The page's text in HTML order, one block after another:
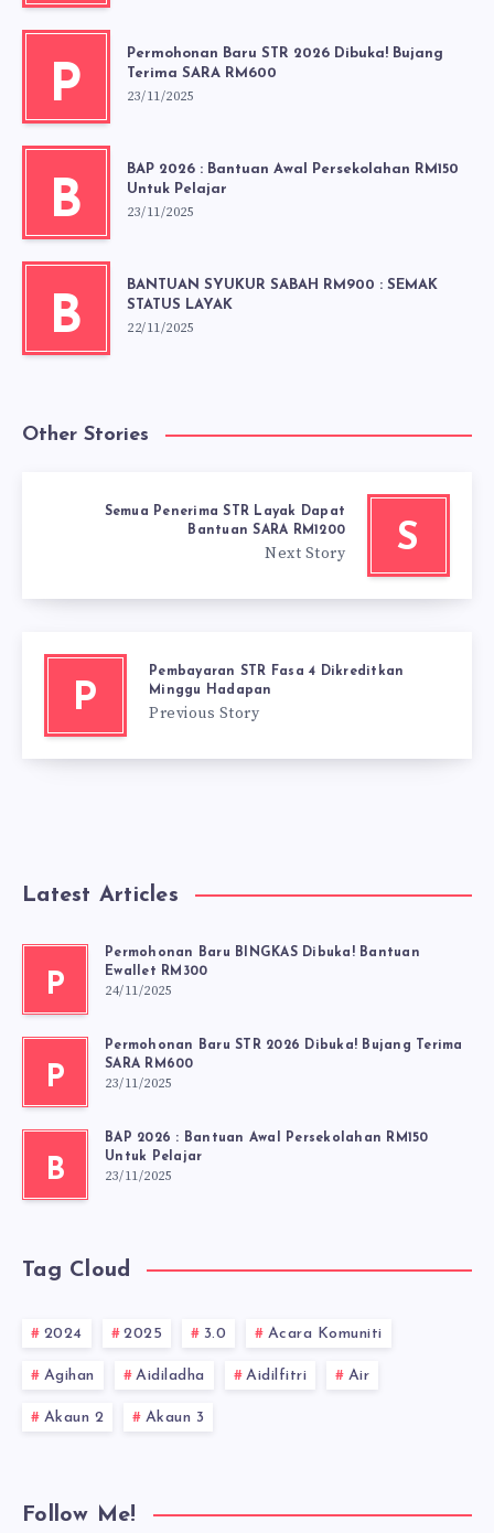
P
Permohonan Baru STR 2026 Dibuka! Bujang
Terima SARA RM600
23/11/2025
B
BAP 2026 : Bantuan Awal Persekolahan RM150
Untuk Pelajar
23/11/2025
B
BANTUAN SYUKUR SABAH RM900 : SEMAK
STATUS LAYAK
22/11/2025
Other Stories
S
Semua Penerima STR Layak Dapat
Bantuan SARA RM1200
Next Story
P
Pembayaran STR Fasa 4 Dikreditkan
Minggu Hadapan
Previous Story
Latest Articles
P
Permohonan Baru BINGKAS Dibuka! Bantuan
Ewallet RM300
24/11/2025
P
Permohonan Baru STR 2026 Dibuka! Bujang Terima
SARA RM600
23/11/2025
B
BAP 2026 : Bantuan Awal Persekolahan RM150
Untuk Pelajar
23/11/2025
Tag Cloud
2024 2025 3.0 Acara Komuniti
Agihan Aidiladha Aidilfitri Air
Akaun 2 Akaun 3
Follow Me!